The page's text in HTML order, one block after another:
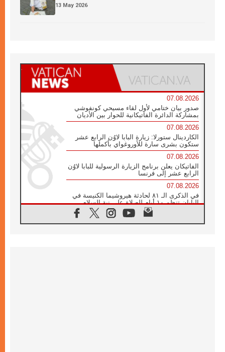
13 May 2026
07.08.2026
صدور بيان ختامي لأول لقاء مسيحي كونفوشي
بمشاركة الدائرة الفاتيكانية للحوار بين الأديان
07.08.2026
الكاردينال ستورلا: زيارة البابا لاوُن الرابع عشر
ستكون بشرى سارة للأوروغواي بأكملها
07.08.2026
الفاتيكان يعلن برنامج الزيارة الرسولية للبابا لاوُن
الرابع عشر إلى فرنسا
07.08.2026
في الذكرى الـ ٨١ لحادثة هيروشيما الكنيسة في
اليابان تنظم ١٠ أيام للصلاة على نية السلام
الكنيسة في الأوروغواي: زيارة البابا ستعزز